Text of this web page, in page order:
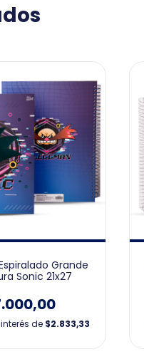
Grande
Sonic 21x27
de $2.833,33